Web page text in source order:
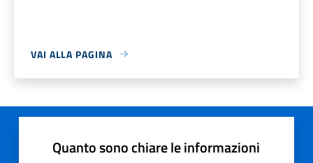
VAI ALLA PAGINA
Quanto sono chiare le informazioni